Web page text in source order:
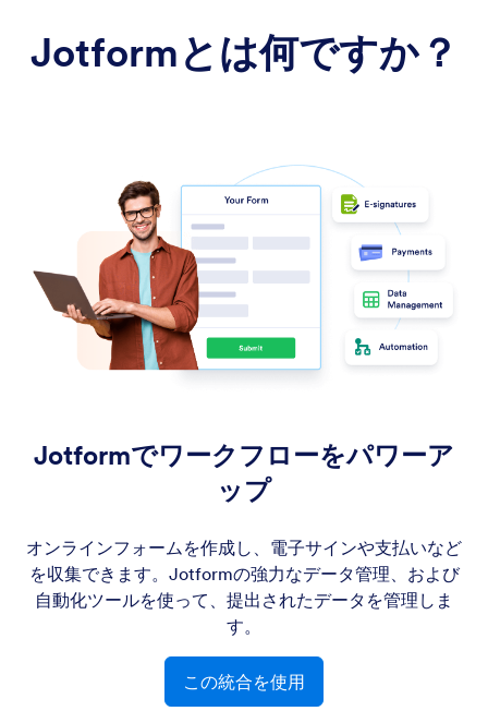
Jotformとは何ですか？
Jotformでワークフローをパワーア
ップ
オンラインフォームを作成し、電子サインや支払いなど
を収集できます。Jotformの強力なデータ管理、および
自動化ツールを使って、提出されたデータを管理しま
す。
この統合を使用